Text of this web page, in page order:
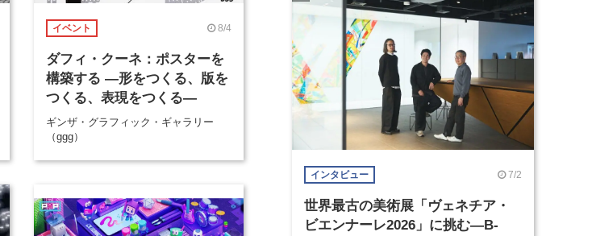
イベント 8/4
ダフィ・クーネ：ポスターを
構築する ―形をつくる、版を
つくる、表現をつくる―
ギンザ・グラフィック・ギャラリー
（ggg）
インタビュー 7/2
世界最古の美術展「ヴェネチア・
ビエンナーレ2026」に挑む―B-